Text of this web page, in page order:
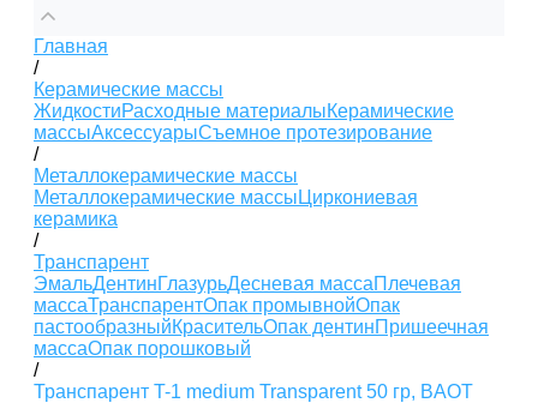
Главная
/
Керамические массы
ЖидкостиРасходные материалыКерамические
массыАксессуарыСъемное протезирование
/
Металлокерамические массы
Металлокерамические массы Циркониевая
керамика
/
Транспарент
ЭмальДентинГлазурьДесневая массаПлечевая
массаТранспарентОпак промывнойОпак
пастообразныйКрасительОпак дентинПришеечная
массаОпак порошковый
/
Транспарент T-1 medium Transparent 50 гр, BAOT